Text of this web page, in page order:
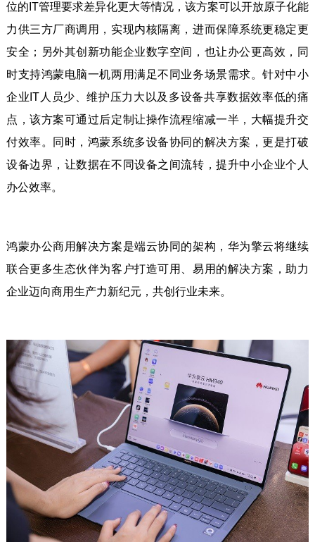
位的IT管理要求差异化更大等情况，该方案可以开放原子化能
力供三方厂商调用，实现内核隔离，进而保障系统更稳定更
安全；另外其创新功能企业数字空间，也让办公更高效，同
时支持鸿蒙电脑一机两用满足不同业务场景需求。针对中小
企业IT人员少、维护压力大以及多设备共享数据效率低的痛
点，该方案可通过后定制让操作流程缩减一半，大幅提升交
付效率。同时，鸿蒙系统多设备协同的解决方案，更是打破
设备边界，让数据在不同设备之间流转，提升中小企业个人
办公效率。
鸿蒙办公商用解决方案是端云协同的架构，华为擎云将继续
联合更多生态伙伴为客户打造可用、易用的解决方案，助力
企业迈向商用生产力新纪元，共创行业未来。